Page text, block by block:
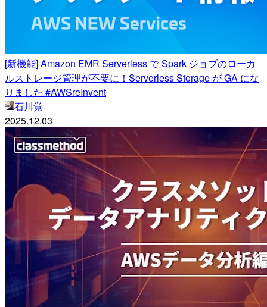
[新機能] Amazon EMR Serverless で Spark ジョブのローカ
ルストレージ管理が不要に！Serverless Storage が GA にな
りました #AWSreInvent
石川覚
2025.12.03